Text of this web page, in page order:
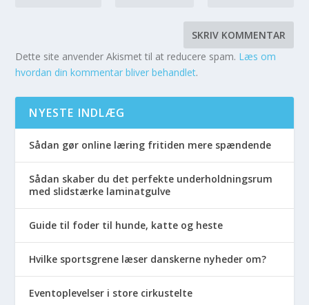
Dette site anvender Akismet til at reducere spam. Læs om
hvordan din kommentar bliver behandlet.
NYESTE INDLÆG
Sådan gør online læring fritiden mere spændende
Sådan skaber du det perfekte underholdningsrum
med slidstærke laminatgulve
Guide til foder til hunde, katte og heste
Hvilke sportsgrene læser danskerne nyheder om?
Eventoplevelser i store cirkustelte